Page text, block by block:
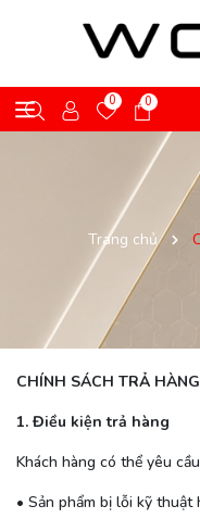
0 0
Trang chủ
CHÍNH SÁCH TRẢ
1. Điều kiện trả hàng
Khách hàng có thể yêu
• Sản phẩm bị lỗi kỹ thuật